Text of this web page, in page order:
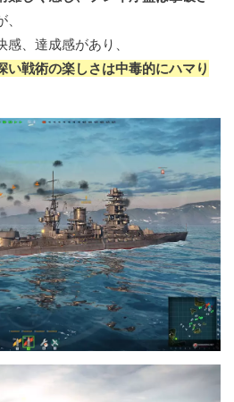
、
、達成感があり、
い戦術の楽しさは中毒的にハマり